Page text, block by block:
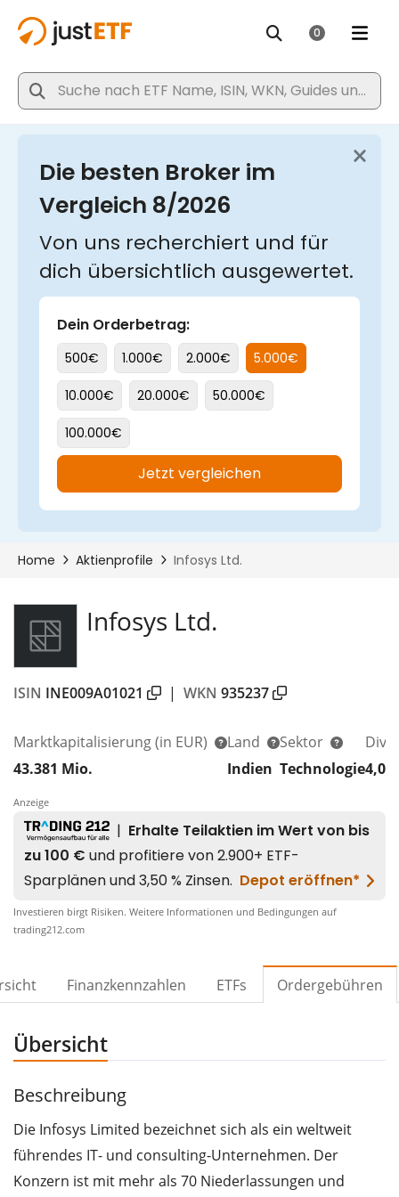
Infosys Ltd.
ISIN INE009A01021 | WKN 935237
Marktkapitalisierung(in EUR)
43.381 Mio.
Land
Indien
Sektor
Technologie
Anzeige
Investieren birgt Risiken. Weitere Informationen und Bedingungen auf
trading212.com
Finanzkennzahlen ETFs Ordergebühren
Übersicht
Beschreibung
Die Infosys Limited bezeichnet sich als ein weltweit
führendes IT- und consulting-Unternehmen. Der
Konzern ist mit mehr als 70 Niederlassungen und